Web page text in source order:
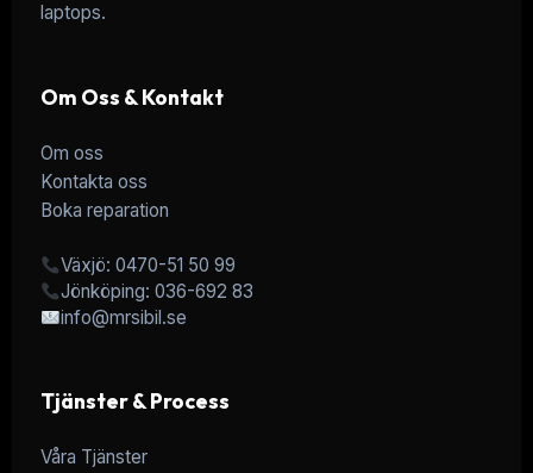
laptops.
Om Oss & Kontakt
Om oss
Kontakta oss
Boka reparation
Växjö: 0470-51 50 99
Jönköping: 036-692 83
info@mrsibil.se
Tjänster & Process
Våra Tjänster